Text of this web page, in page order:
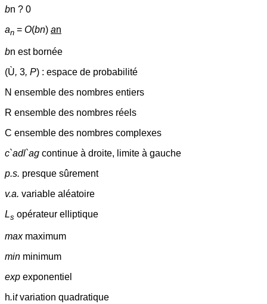
bn ? 0
an = O(bn) an
bn est bornée
(Ù, 3, P) : espace de probabilité
N ensemble des nombres entiers
R ensemble des nombres réels
C ensemble des nombres complexes
c`adl`ag continue à droite, limite à gauche
p.s. presque sûrement
v.a. variable aléatoire
Ls opérateur elliptique
max maximum
min minimum
exp exponentiel
h.itvariation quadratique